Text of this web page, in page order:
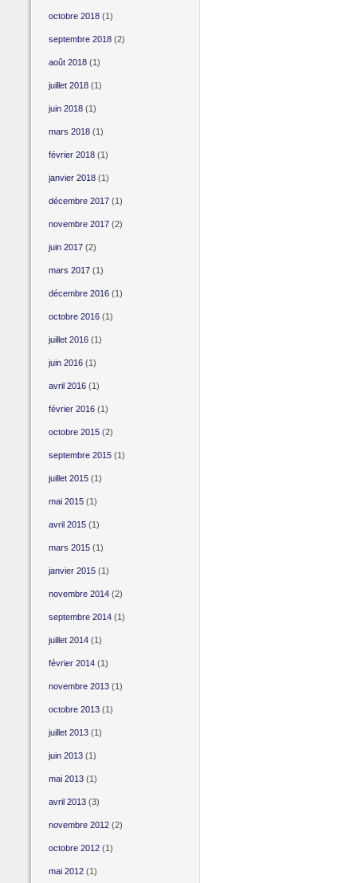
octobre 2018(1)
septembre 2018(2)
août 2018(1)
juillet 2018(1)
juin 2018(1)
mars 2018(1)
février 2018(1)
janvier 2018(1)
décembre 2017(1)
novembre 2017(2)
juin 2017(2)
mars 2017(1)
décembre 2016(1)
octobre 2016(1)
juillet 2016(1)
juin 2016(1)
avril 2016(1)
février 2016(1)
octobre 2015(2)
septembre 2015(1)
juillet 2015(1)
mai 2015(1)
avril 2015(1)
mars 2015(1)
janvier 2015(1)
novembre 2014(2)
septembre 2014(1)
juillet 2014(1)
février 2014(1)
novembre 2013(1)
octobre 2013(1)
juillet 2013(1)
juin 2013(1)
mai 2013(1)
avril 2013(3)
novembre 2012(2)
octobre 2012(1)
mai 2012(1)